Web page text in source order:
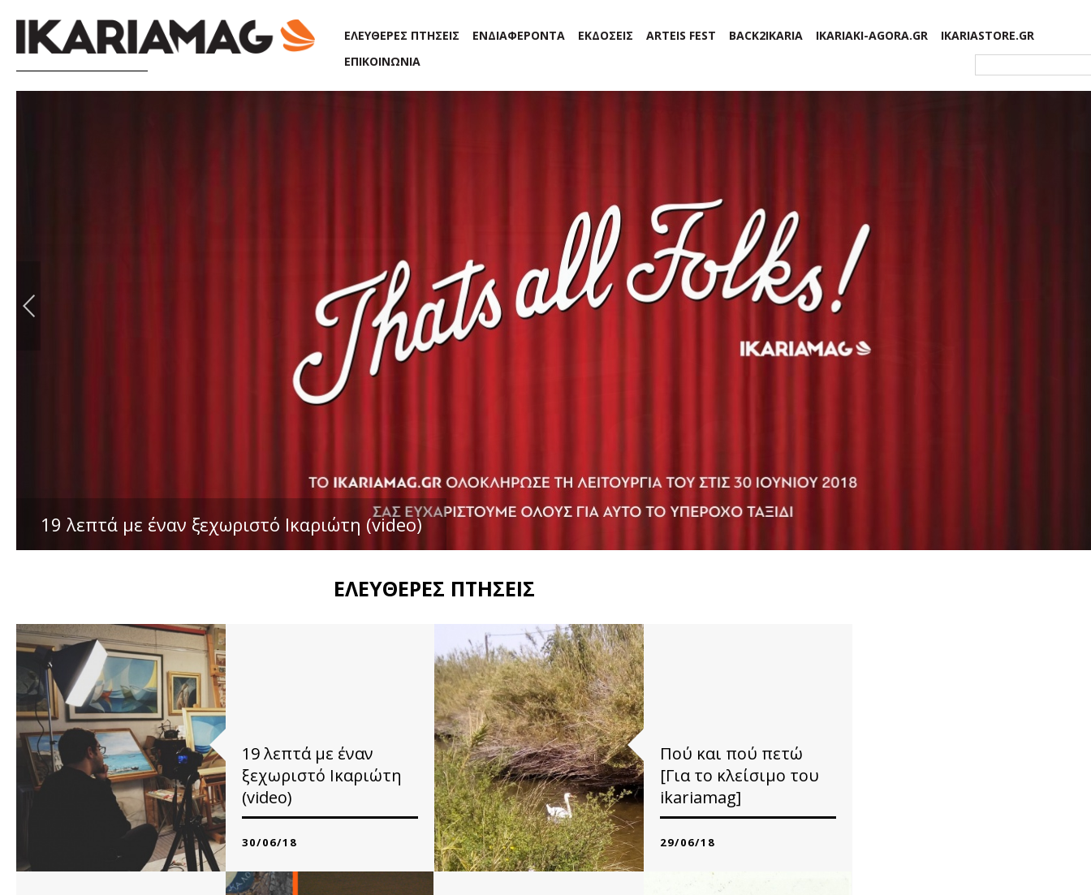
ΕΛΕΥΘΕΡΕΣ ΠΤΗΣΕΙΣ ΕΝΔΙΑΦΕΡΟΝΤΑ ΕΚΔΟΣΕΙΣ ARTEIS FEST BACK2IKARIA IKARIAKI-AGORA.GR
IKARIASTORE.GR
ΕΠΙΚΟΙΝΩΝΙΑ
19 λεπτά με έναν ξεχωριστό Ικαριώτη (video)
ΕΛΕΥΘΕΡΕΣ ΠΤΗΣΕΙΣ
19 λεπτά με έναν
ξεχωριστό Ικαριώτη
(video)
30/06/18
Ο Γεωργακόπουλος δεν είναι...
Πού και πού πετώ
[Για το κλείσιμο του
ikariamag]
29/06/18
Καμιά φορά πετώ.